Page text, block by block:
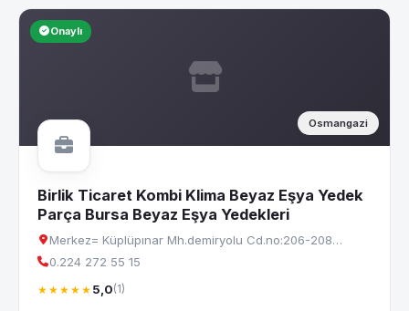
Onaylı
Osmangazi
Birlik Ticaret Kombi Klima Beyaz Eşya Yedek
Parça Bursa Beyaz Eşya Yedekleri
Merkez= Küplüpınar Mh.demiryolu Cd.no:206-208…
0.224 272 55 15
★★★★★ 5,0(1)